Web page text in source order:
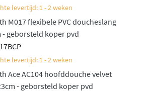
die uw dagelijkse routine een stuk
met mengkraan is de set ook
met thermostaat. Bekijk
levertijd: 1 - 2 weken
M017 flexibele PVC doucheslang
- geborsteld koper pvd
levertijd: 1 - 2 weken
Ace AC104 hoofddouche velvet
- geborsteld koper pvd